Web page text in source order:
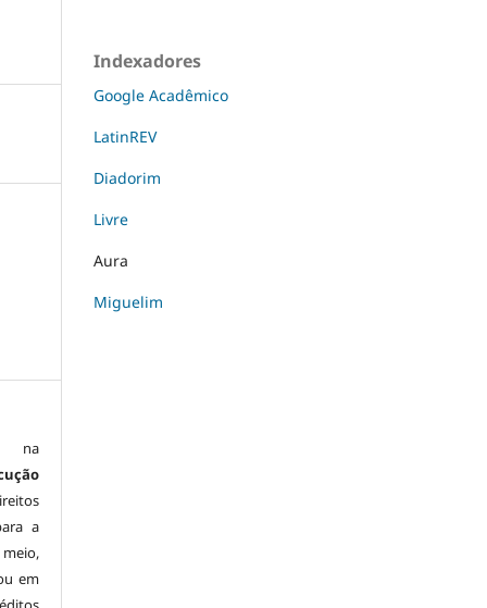
na
a
em
Indexadores
Google Acadêmico
LatinREV
Diadorim
Livre
Aura
Miguelim